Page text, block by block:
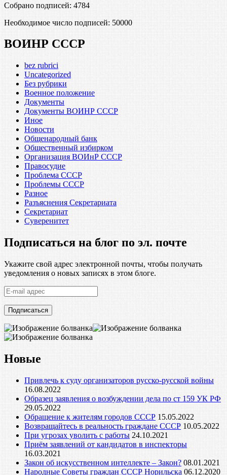
Собрано подписей: 4784
Необходимое число подписей: 50000
ВОИНР СССР
bez rubrici
Uncategorized
Без рубрики
Военное положение
Документы
Документы ВОИНР СССР
Иное
Новости
Общенародный банк
Общественный избирком
Организация ВОИнР СССР
Правосудие
Проблема СССР
Проблемы СССР
Разное
Разъяснения Секретариата
Секретариат
Суверенитет
Подписаться на блог по эл. почте
Укажите свой адрес электронной почты, чтобы получать
уведомления о новых записях в этом блоге.
E-
mail
адрес
Новые
Привлечь к суду организаторов русско-русской войны
16.08.2022
Образец заявления о возбуждении дела по ст 159 УК РФ
29.05.2022
Обращение к жителям городов СССР 15.05.2022
Возвращайтесь в реальность граждане СССР 10.05.2022
При угрозах уволить с работы 24.10.2021
Приём заявлений от кандидатов в инспекторы
16.03.2021
Закон об искусственном интеллекте – Закон? 08.01.2021
Народные Советы граждан СССР Норильска 06.12.2020